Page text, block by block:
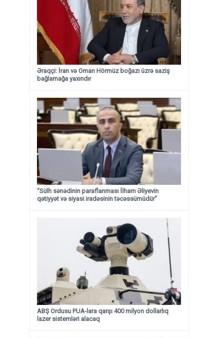
Əraqçi: İran və Oman Hörmüz boğazı üzrə saziş
bağlamağa yaxındır
“Sülh sənədinin paraflanması İlham Əliyevin
qətiyyət və siyasi iradəsinin təcəssümüdür”
ABŞ Ordusu PUA-lara qarşı 400 milyon dollarlıq
lazer sistemləri alacaq